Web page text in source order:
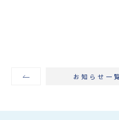
お知らせ一